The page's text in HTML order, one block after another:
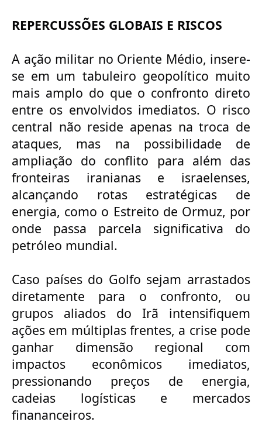
REPERCUSSÕES GLOBAIS E RISCOS
A ação militar no Oriente Médio, insere-
se em um tabuleiro geopolítico muito
mais amplo do que o confronto direto
entre os envolvidos imediatos. O risco
central não reside apenas na troca de
ataques, mas na possibilidade de
ampliação do conflito para além das
fronteiras iranianas e israelenses,
alcançando rotas estratégicas de
energia, como o Estreito de Ormuz, por
onde passa parcela significativa do
petróleo mundial.
Caso países do Golfo sejam arrastados
diretamente para o confronto, ou
grupos aliados do Irã intensifiquem
ações em múltiplas frentes, a crise pode
ganhar dimensão regional com
impactos econômicos imediatos,
pressionando preços de energia,
cadeias logísticas e mercados
finananceiros.